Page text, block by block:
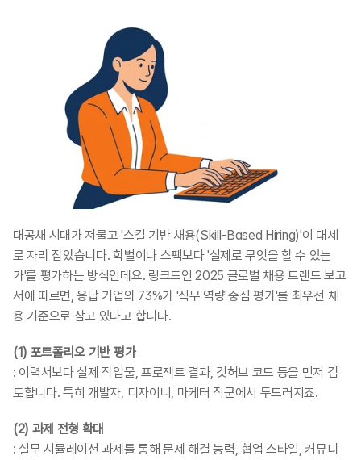
대공채 시대가 저물고 '스킬 기반 채용(Skill-Based Hiring)'이 대세
로 자리 잡았습니다. 학벌이나 스펙보다 '실제로 무엇을 할 수 있는
가'를 평가하는 방식인데요. 링크드인 2025 글로벌 채용 트렌드 보고
서에 따르면, 응답 기업의 73%가 '직무 역량 중심 평가'를 최우선 채
용 기준으로 삼고 있다고 합니다.
(1) 포트폴리오 기반 평가
: 이력서보다 실제 작업물, 프로젝트 결과, 깃허브 코드 등을 먼저 검
토합니다. 특히 개발자, 디자이너, 마케터 직군에서 두드러지죠.
(2) 과제 전형 확대
: 실무 시뮬레이션 과제를 통해 문제 해결 능력, 협업 스타일, 커뮤니